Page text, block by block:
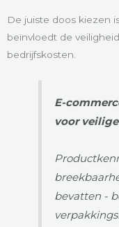
De juiste doos kiezen
beïnvloedt de
bedrijfskosten.
E-
voor
bevatten -